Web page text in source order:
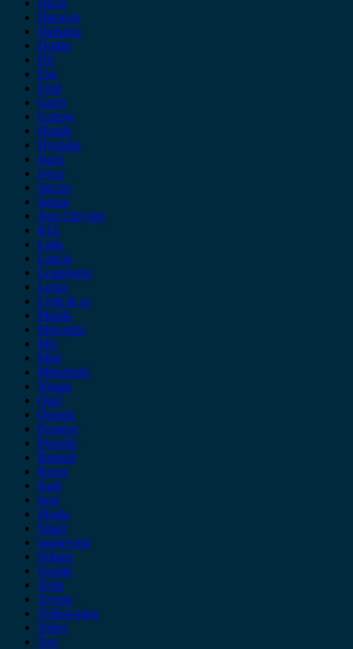
Daewoo
Daihatsu
Dodge
DS
Fiat
Ford
Geely
Gonow
Honda
Hyundai
Isuzu
iveco
Jaecoo
Jaguar
Jeep Chrysler
KIA
Lada
Lancia
Leapmotor
Lexus
Lynk & co
Mazda
Mercedes
MG
Mini
Mitsubishi
Nissan
Opel
Omoda
Peugeot
Porsche
Renault
Rover
Saab
Seat
Skoda
Smart
ssangyong
Subaru
Suzuki
Tesla
Toyota
Volkswagen
Volvo
Xev